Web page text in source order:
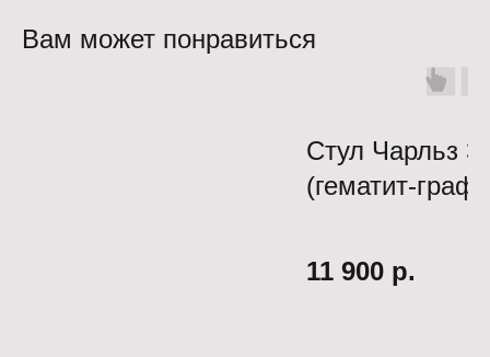
Вам может понравиться
Стул Чарльз
(гематит-
11 900 р.